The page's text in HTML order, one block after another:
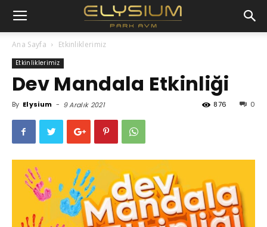
Ana Sayfa Etkinliklerimiz
Etkinliklerimiz
Dev Mandala Etkinliği
By Elysium - 9 Aralık 2021 0
876